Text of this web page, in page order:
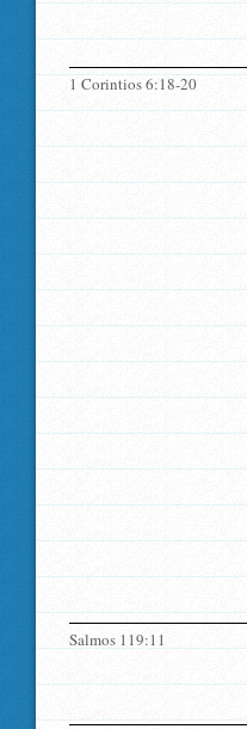
1 Corintios 6:18-20
Salmos 119:11